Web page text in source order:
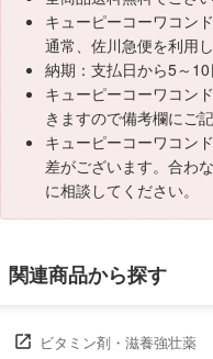
キューピーコーワコン
通常、佐川急便を利用し
納期：支払日から5～10
キューピーコーワコン
きますので備考欄にご
キューピーコーワコン
差がございます。合わ
に相談してください。
関連商品から探す
ビタミン剤・滋養強壮薬